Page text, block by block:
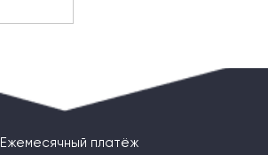
Ежемесячный платёж